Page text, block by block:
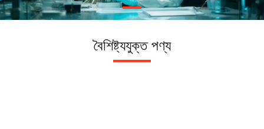
বৈশিষ্ট্যযুক্ত পণ্য